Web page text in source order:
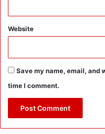
Website
Save my name, email, and
time I comment.